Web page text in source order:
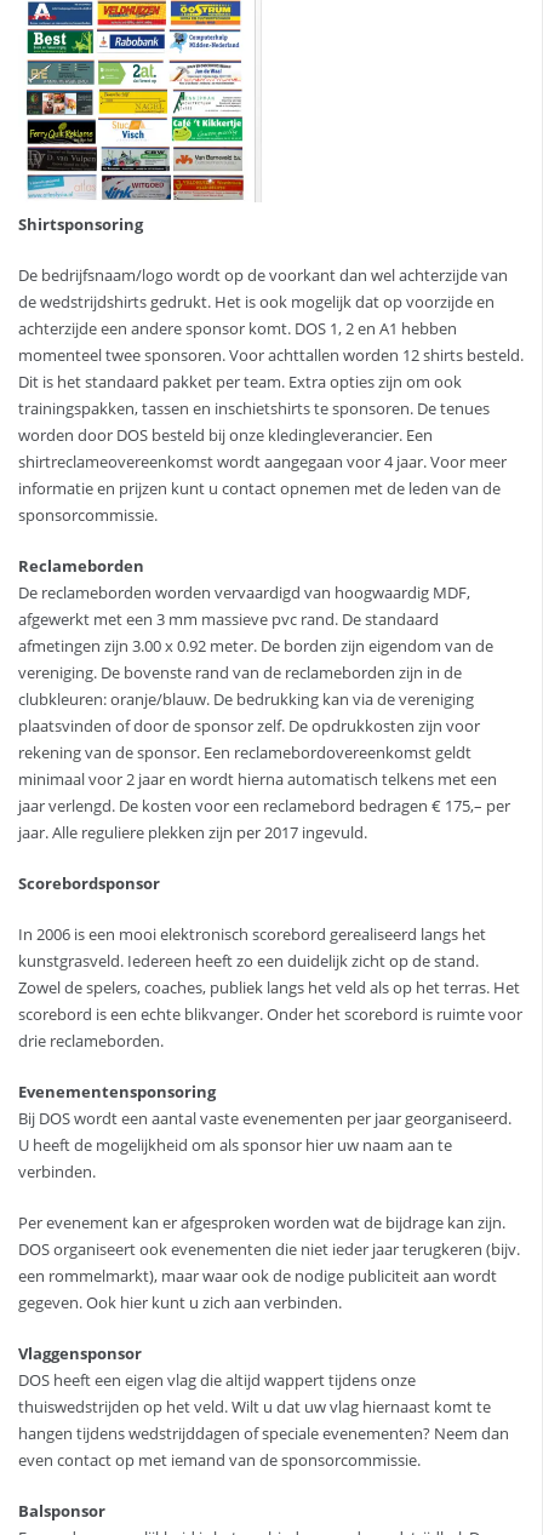
Shirtsponsoring
De bedrijfsnaam/logo wordt op de voorkant dan wel achterzijde van
de wedstrijdshirts gedrukt. Het is ook mogelijk dat op voorzijde en
achterzijde een andere sponsor komt. DOS 1, 2 en A1 hebben
momenteel twee sponsoren. Voor achttallen worden 12 shirts besteld.
Dit is het standaard pakket per team. Extra opties zijn om ook
trainingspakken, tassen en inschietshirts te sponsoren. De tenues
worden door DOS besteld bij onze kledingleverancier. Een
shirtreclameovereenkomst wordt aangegaan voor 4 jaar. Voor meer
informatie en prijzen kunt u contact opnemen met de leden van de
sponsorcommissie.
Reclameborden
De reclameborden worden vervaardigd van hoogwaardig MDF,
afgewerkt met een 3 mm massieve pvc rand. De standaard
afmetingen zijn 3.00 x 0.92 meter. De borden zijn eigendom van de
vereniging. De bovenste rand van de reclameborden zijn in de
clubkleuren: oranje/blauw. De bedrukking kan via de vereniging
plaatsvinden of door de sponsor zelf. De opdrukkosten zijn voor
rekening van de sponsor. Een reclamebordovereenkomst geldt
minimaal voor 2 jaar en wordt hierna automatisch telkens met een
jaar verlengd. De kosten voor een reclamebord bedragen € 175,– per
jaar. Alle reguliere plekken zijn per 2017 ingevuld.
Scorebordsponsor
In 2006 is een mooi elektronisch scorebord gerealiseerd langs het
kunstgrasveld. Iedereen heeft zo een duidelijk zicht op de stand.
Zowel de spelers, coaches, publiek langs het veld als op het terras. Het
scorebord is een echte blikvanger. Onder het scorebord is ruimte voor
drie reclameborden.
Evenementensponsoring
Bij DOS wordt een aantal vaste evenementen per jaar georganiseerd.
U heeft de mogelijkheid om als sponsor hier uw naam aan te
verbinden.
Per evenement kan er afgesproken worden wat de bijdrage kan zijn.
DOS organiseert ook evenementen die niet ieder jaar terugkeren (bijv.
een rommelmarkt), maar waar ook de nodige publiciteit aan wordt
gegeven. Ook hier kunt u zich aan verbinden.
Vlaggensponsor
DOS heeft een eigen vlag die altijd wappert tijdens onze
thuiswedstrijden op het veld. Wilt u dat uw vlag hiernaast komt te
hangen tijdens wedstrijddagen of speciale evenementen? Neem dan
even contact op met iemand van de sponsorcommissie.
Balsponsor